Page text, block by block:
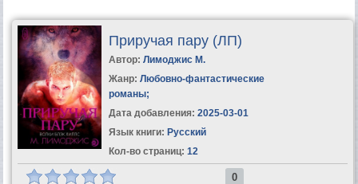
Приручая пару (ЛП)
Автор: Лимоджис М.
Жанр: Любовно-фантастические
романы;
Дата добавления: 2025-03-01
Язык книги: Русский
Кол-во страниц: 12
0